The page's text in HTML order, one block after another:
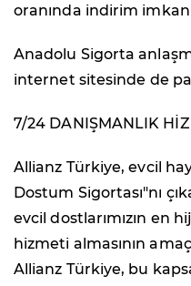
oranında indirim
Anadolu Sigorta
internet sitesinde de
7/24 DANIŞMANLIK
Allianz Türkiye, evcil
Dostum Sigortası"nı
evcil dostlarımızın en
hizmeti almasının
Allianz Türkiye, bu